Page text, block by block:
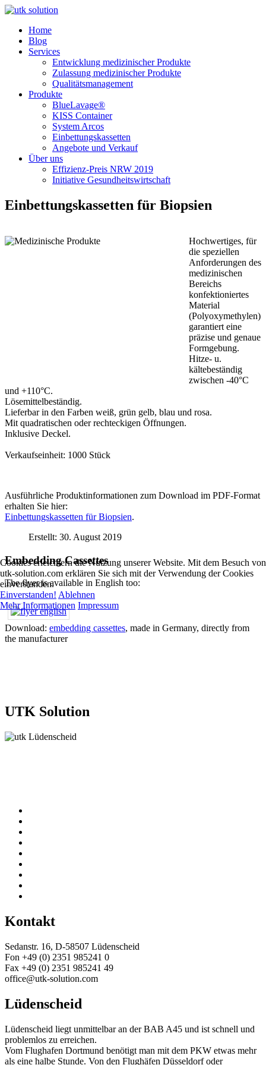
Home
Blog
Services
Entwicklung medizinischer Produkte
Zulassung medizinischer Produkte
Qualitätsmanagement
Produkte
BlueLavage®
KISS Container
System Arcos
Einbettungskassetten
Angebote und Verkauf
Über uns
Effizienz-Preis NRW 2019
Initiative Gesundheitswirtschaft
Einbettungskassetten für Biopsien
Hochwertiges, für
die speziellen
Anforderungen des
medizinischen
Bereichs
konfektioniertes
Material
(Polyoxymethylen)
garantiert eine
präzise und genaue
Formgebung.
Hitze- u.
kältebeständig
zwischen -40°C
und +110°C.
Lösemittelbeständig.
Lieferbar in den Farben weiß, grün gelb, blau und rosa.
Mit quadratischen oder rechteckigen Öffnungen.
Inklusive Deckel.
Verkaufseinheit: 1000 Stück
Ausführliche Produktinformationen zum Download im PDF-Format
erhalten Sie hier:
Einbettungskassetten für Biopsien.
Erstellt: 30. August 2019
Embedding Cassettes
The flyer is available in English too:
Download: embedding cassettes, made in Germany, directly from
the manufacturer
UTK Solution
Kontakt
Sedanstr. 16, D-58507 Lüdenscheid
Fon +49 (0) 2351 985241 0
Fax +49 (0) 2351 985241 49
office@utk-solution.com
Lüdenscheid
Lüdenscheid liegt unmittelbar an der BAB A45 und ist schnell und
problemlos zu erreichen.
Vom Flughafen Dortmund benötigt man mit dem PKW etwas mehr
als eine halbe Stunde. Von den Flughäfen Düsseldorf oder
Cookies erleichtern die Nutzung unserer Website. Mit dem Besuch von
utk-solution.com erklären Sie sich mit der Verwendung der Cookies
einverstanden.
Einverstanden! Ablehnen
Mehr Informationen Impressum